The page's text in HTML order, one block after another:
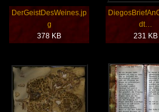
DerGeistDesWeines.jp
g
378 KB
dt…
231 KB